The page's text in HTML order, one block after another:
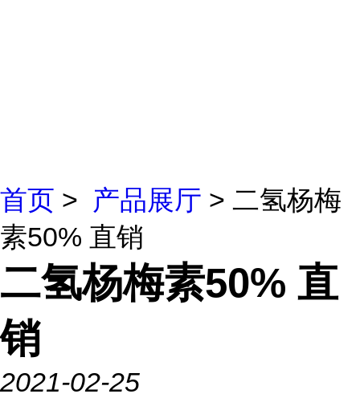
首页 > 产品展厅 > 二氢杨梅
素50% 直销
二氢杨梅素50% 直
销
2021-02-25